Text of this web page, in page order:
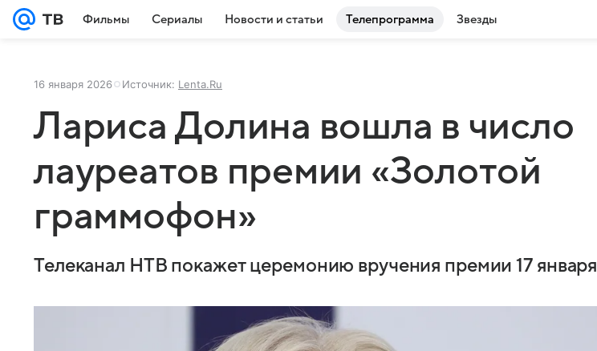
Фильмы Сериалы Новости и статьи Телепрограмма Звезды
16 января 2026 Источник: Lenta.Ru
Лариса Долина вошла в число
лауреатов премии «Золотой
граммофон»
Телеканал НТВ покажет церемонию вручения премии 17 января